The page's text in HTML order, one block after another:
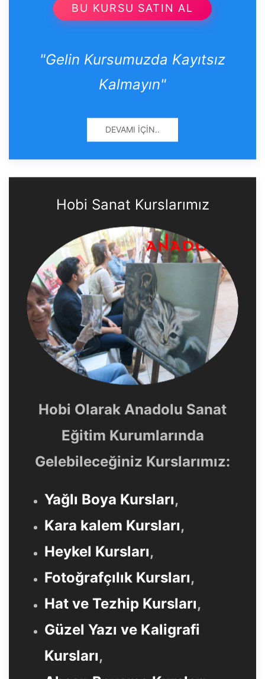
BU KURSU SATIN AL
"Gelin Kursumuzda Kayıtsız
Kalmayın"
DEVAMI İÇIN..
Hobi Sanat Kurslarımız
Hobi Olarak Anadolu Sanat
Eğitim Kurumlarında
Gelebileceğiniz Kurslarımız:
Yağlı Boya Kursları,
Kara kalem Kursları,
Heykel Kursları,
Fotoğrafçılık Kursları,
Hat ve Tezhip Kursları,
Güzel Yazı ve Kaligrafi
Kursları,